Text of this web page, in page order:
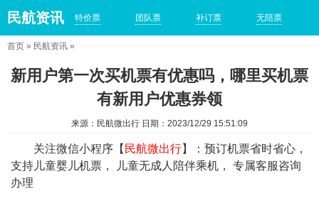
民航资讯 特价票 团队票 补订票 无陪票
首页 » 民航资讯 »
新用户第一次买机票有优惠吗，哪里买机票
有新用户优惠券领
来源：民航微出行 日期：2023/12/29 15:51:09
关注微信小程序【 民航微出行】：预订机票省时省心，
支持儿童婴儿机票， 儿童无成人陪伴乘机， 专属客服咨询
办理